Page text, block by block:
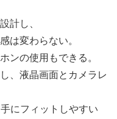
計し、
は変わらない。
ンの使用もできる。
、液晶画面とカメラレ
にフィットしやすい